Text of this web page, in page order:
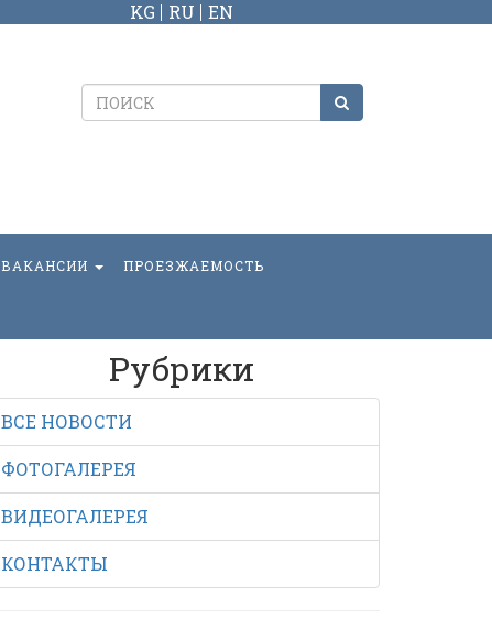
KG RU EN
ВАКАНСИИ ПРОЕЗЖАЕМОСТЬ
Рубрики
ВСЕ НОВОСТИ
ФОТОГАЛЕРЕЯ
ВИДЕОГАЛЕРЕЯ
КОНТАКТЫ